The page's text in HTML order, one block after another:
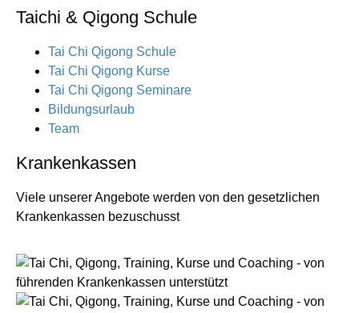
Taichi & Qigong Schule
Tai Chi Qigong Schule
Tai Chi Qigong Kurse
Tai Chi Qigong Seminare
Bildungsurlaub
Team
Krankenkassen
Viele unserer Angebote werden von den gesetzlichen
Krankenkassen bezuschusst